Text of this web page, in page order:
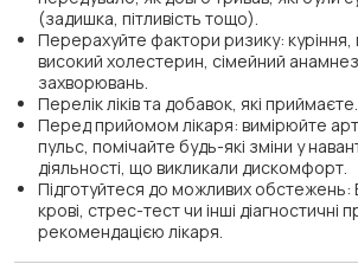
(задишка, пітливість тощо).
Перерахуйте фактори ризику: куріння,
високий холестерин, сімейний
захворювань.
Перелік ліків та добавок, які приймаєте.
Перед прийомом лікаря: вимірюйте
пульс, помічайте будь-які зміни у
діяльності, що викликали дискомфорт.
Підготуйтеся до можливих обстежень:
крові, стрес-тест чи інші діагностичні
рекомендацією лікаря.